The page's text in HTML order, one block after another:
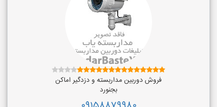
فروش دوربین مداربسته و دزدگیر اماکن
بجنورد